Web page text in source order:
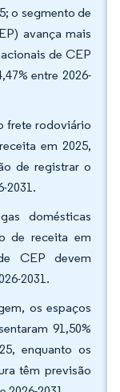
o segmento de
avança mais
de CEP
entre 2026-
frete rodoviário
em 2025,
de registrar o
2031.
domésticas
de receita em
CEP devem
2031.
os espaços
91,50%
enquanto os
têm previsão